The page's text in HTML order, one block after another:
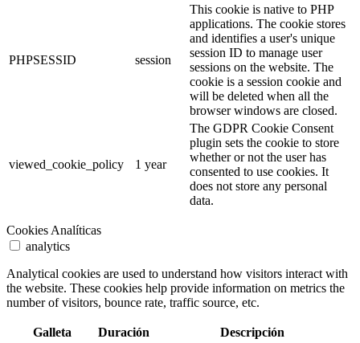
PHPSESSID session
This cookie is native to PHP
applications. The cookie stores
and identifies a user's unique
session ID to manage user
sessions on the website. The
cookie is a session cookie and
will be deleted when all the
browser windows are closed.
viewed_cookie_policy 1 year
The GDPR Cookie Consent
plugin sets the cookie to store
whether or not the user has
consented to use cookies. It
does not store any personal
data.
Cookies Analíticas
analytics
Analytical cookies are used to understand how visitors interact with
the website. These cookies help provide information on metrics the
number of visitors, bounce rate, traffic source, etc.
Galleta Duración Descripción